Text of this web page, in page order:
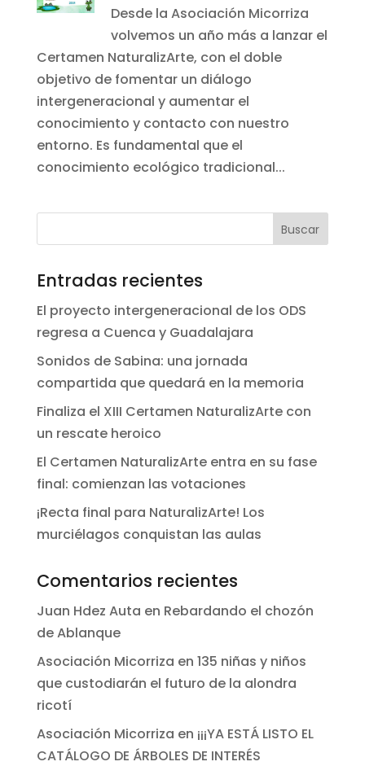
Desde la Asociación Micorriza
volvemos un año más a lanzar el
Certamen NaturalizArte, con el doble
objetivo de fomentar un diálogo
intergeneracional y aumentar el
conocimiento y contacto con nuestro
entorno. Es fundamental que el
conocimiento ecológico tradicional...
Entradas recientes
El proyecto intergeneracional de los ODS
regresa a Cuenca y Guadalajara
Sonidos de Sabina: una jornada
compartida que quedará en la memoria
Finaliza el XIII Certamen NaturalizArte con
un rescate heroico
El Certamen NaturalizArte entra en su fase
final: comienzan las votaciones
¡Recta final para NaturalizArte! Los
murciélagos conquistan las aulas
Comentarios recientes
Juan Hdez Auta en Rebardando el chozón
de Ablanque
Asociación Micorriza en 135 niñas y niños
que custodiarán el futuro de la alondra
ricotí
Asociación Micorriza en ¡¡¡YA ESTÁ LISTO EL
CATÁLOGO DE ÁRBOLES DE INTERÉS